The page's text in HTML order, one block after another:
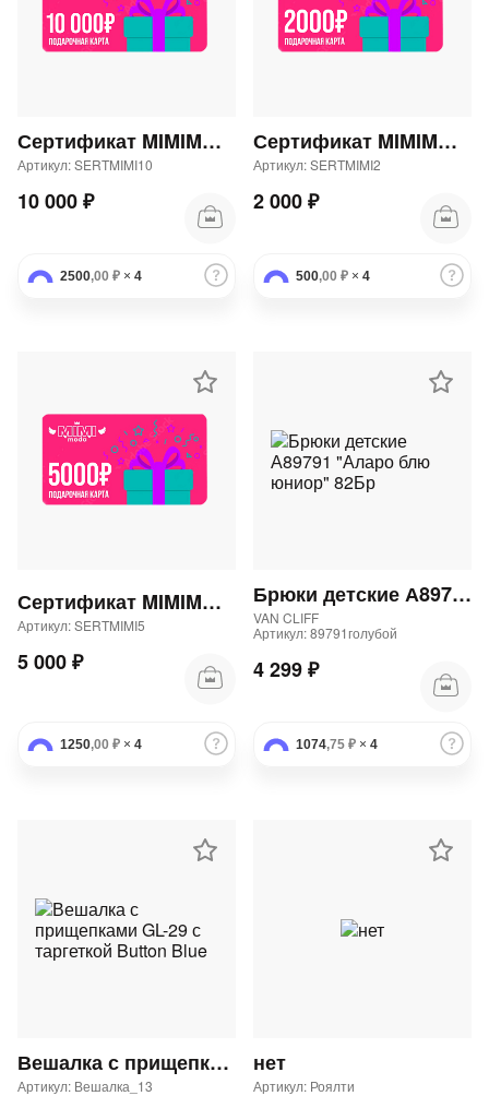
Сертификат MIMIMODA 10000 р.
Артикул: SERTMIMI10
10 000 ₽
2500,00 ₽ × 4
Сертификат MIMIMODA 2000 р.
Артикул: SERTMIMI2
2 000 ₽
500,00 ₽ × 4
Сертификат MIMIMODA 5000 р.
Артикул: SERTMIMI5
5 000 ₽
1250,00 ₽ × 4
Брюки детские А89791 "Аларо блю юниор" 82Бр
VAN CLIFF
Артикул: 89791голубой
4 299 ₽
1074,75 ₽ × 4
Вешалка с прищепками GL-29 с таргеткой Button Blue
Артикул: Вешалка_13
нет
Артикул: Роялти